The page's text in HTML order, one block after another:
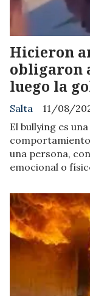
Hicieron
obligaron
luego la
Salta
11/08/
El bullying es
una persona,
emocional o